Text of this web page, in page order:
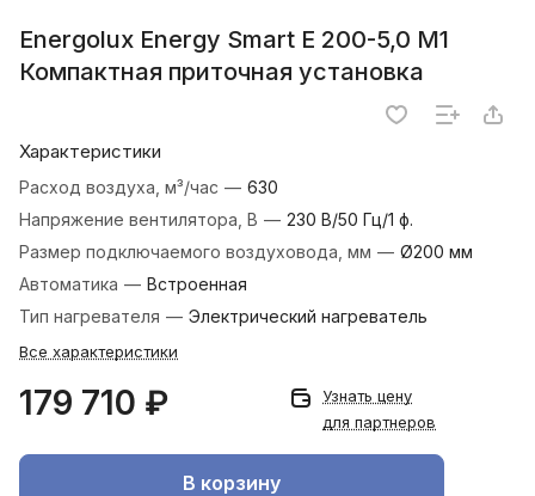
Energolux Energy Smart E 200-5,0 M1
Компактная приточная установка
Характеристики
Расход воздуха, м³/час — 630
Напряжение вентилятора, В — 230 В/50 Гц/1 ф.
Размер подключаемого воздуховода, мм — Ø200 мм
Автоматика — Встроенная
Тип нагревателя — Электрический нагреватель
Все характеристики
179 710 ₽
Узнать цену
для партнеров
В корзину